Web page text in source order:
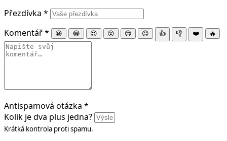
Přezdívka *
Komentář* 😀 😂 😍 😮 😢 😡 👍 👎 ❤️ 🔥
Antispamová otázka *
Kolik je dva plus jedna?
Krátká kontrola proti spamu.